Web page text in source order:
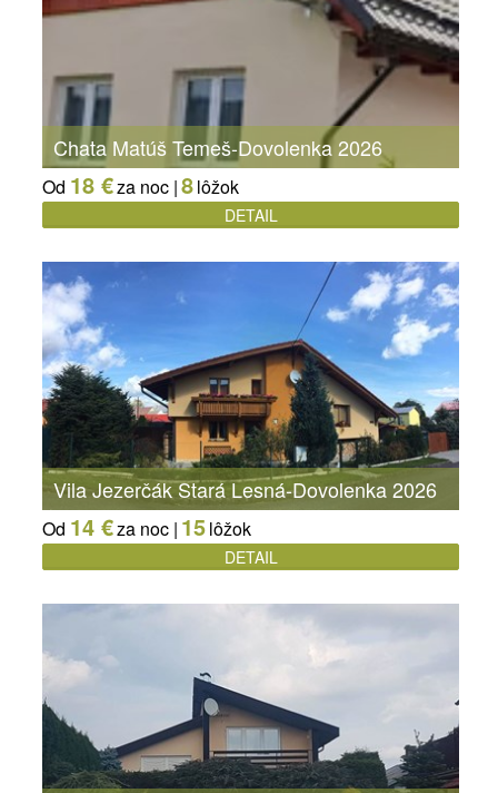
Chata Matúš Temeš-Dovolenka 2026
Od 18 €za noc |8lôžok
DETAIL
Vila Jezerčák Stará Lesná-Dovolenka 2026
Od 14 €za noc | 15lôžok
DETAIL